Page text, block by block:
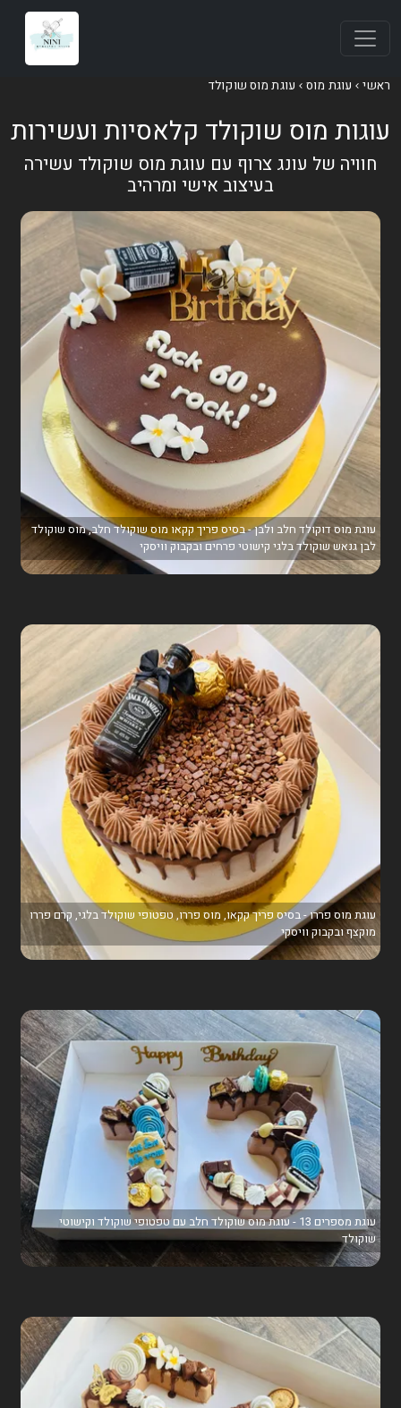
ראשי עוגת מוס עוגת מוס שוקולד
עוגות מוס שוקולד קלאסיות ועשירות
חוויה של עונג צרוף עם עוגת מוס שוקולד עשירה
בעיצוב אישי ומרהיב
עוגת מוס דוקולד חלב ולבן - בסיס פריך קקאו מוס שוקולד חלב, מוס שוקולד
לבן גנאש שוקולד בלגי קישוטי פרחים ובקבוק וויסקי
עוגת מוס פררו - בסיס פריך קקאו, מוס פררו, טפטופי שוקולד בלגי, קרם פררו
מוקצף ובקבוק וויסקי
עוגת מספרים 13 - עוגת מוס שוקולד חלב עם טפטופי שוקולד וקישוטי
שוקולד